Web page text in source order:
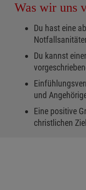
Was wir uns
Du hast eine
Du kannst
und
Eine positive
christlichen